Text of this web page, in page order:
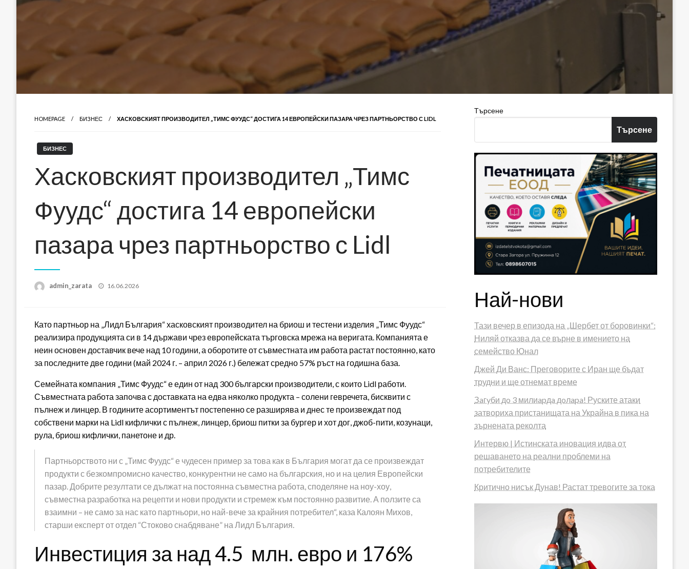
HOMEPAGE БИЗНЕС ХАСКОВСКИЯТ ПРОИЗВОДИТЕЛ „ТИМС ФУУДС“ ДОСТИГА 14 ЕВРОПЕЙСКИ ПАЗАРА ЧРЕЗ ПАРТНЬОРСТВО С LIDL
БИЗНЕС
Хасковският производител „Тимс
Фуудс“ достига 14 европейски
пазара чрез партньорство с Lidl
admin_zarata
Posted
16.06.2026
Като партньор на „Лидл България“ хасковският производител на бриош и тестени изделия „Тимс Фуудс“
реализира продукцията си в 14 държави чрез европейската търговска мрежа на веригата. Компанията е
неин основен доставчик вече над 10 години, а оборотите от съвместната им работа растат постоянно, като
за последните две години (май 2024 г. – април 2026 г.) бележат средно 57% ръст на годишна база.
Семейната компания „Тимс Фуудс“ е един от над 300 български производители, с които Lidl работи.
Съвместната работа започва с доставката на едва няколко продукта – солени гевречета, бисквити с
пълнеж и линцер. В годините асортиментът постепенно се разширява и днес те произвеждат под
собствени марки на Lidl кифлички с пълнеж, линцер, бриош питки за бургер и хот дог, джоб-пити, козунаци,
рула, бриош кифлички, панетоне и др.
Партньорството ни с „Тимс Фуудс“ е чудесен пример за това как в България могат да се произвеждат
продукти с безкомпромисно качество, конкурентни не само на българския, но и на целия Европейски
пазар. Добрите резултати се дължат на постоянна съвместна работа, споделяне на ноу-хоу,
съвместна разработка на рецепти и нови продукти и стремеж към постоянно развитие. А ползите са
взаимни – не само за нас като партньори, но най-вече за крайния потребител“, каза Калоян Михов,
старши експерт от отдел “Стоково снабдяване” на Лидл България.
Инвестиция за над 4.5 млн. евро и 176%
Търсене
Търсене
Най-нови
Тази вечер в епизода на „Шербет от боровинки“:
Ниляй отказва да се върне в имението на
семейство Юнал
Джей Ди Ванс: Преговорите с Иран ще бъдат
трудни и ще отнемат време
Зaгyби дo 3 милиapдa дoлapa! Руските атаки
затвориха пристанищата на Украйна в пика на
зърнената реколта
Интервю | Истинската иновация идва от
решаването на реални проблеми на
потребителите
Критично нисък Дунав! Растат тревогите за тока